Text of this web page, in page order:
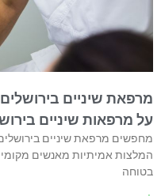
מרפאת שיניים
על מרפאות שיניים
מחפשים מרפאת שיניים
המלצות אמיתיות מאנשים
בטוחה